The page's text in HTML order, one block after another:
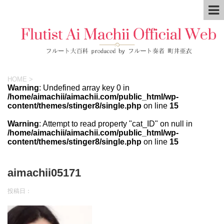
HOME >
Warning: Undefined array key 0 in
/home/aimachii/aimachii.com/public_html/wp-
content/themes/stinger8/single.php on line 15
Warning: Attempt to read property "cat_ID" on null in
/home/aimachii/aimachii.com/public_html/wp-
content/themes/stinger8/single.php on line 15
aimachii05171
投稿日：